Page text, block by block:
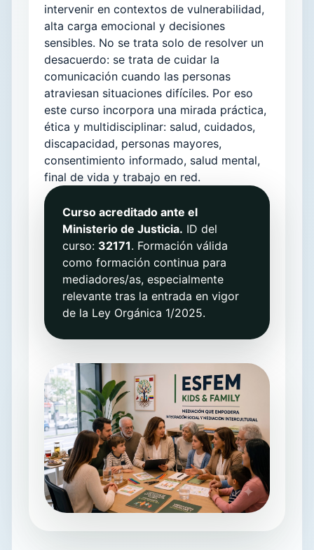
intervenir en contextos de vulnerabilidad,
alta carga emocional y decisiones
sensibles. No se trata solo de resolver un
desacuerdo: se trata de cuidar la
comunicación cuando las personas
atraviesan situaciones difíciles. Por eso
este curso incorpora una mirada práctica,
ética y multidisciplinar: salud, cuidados,
discapacidad, personas mayores,
consentimiento informado, salud mental,
final de vida y trabajo en red.
Curso acreditado ante el
Ministerio de Justicia. ID del
curso: 32171. Formación válida
como formación continua para
mediadores/as, especialmente
relevante tras la entrada en vigor
de la Ley Orgánica 1/2025.